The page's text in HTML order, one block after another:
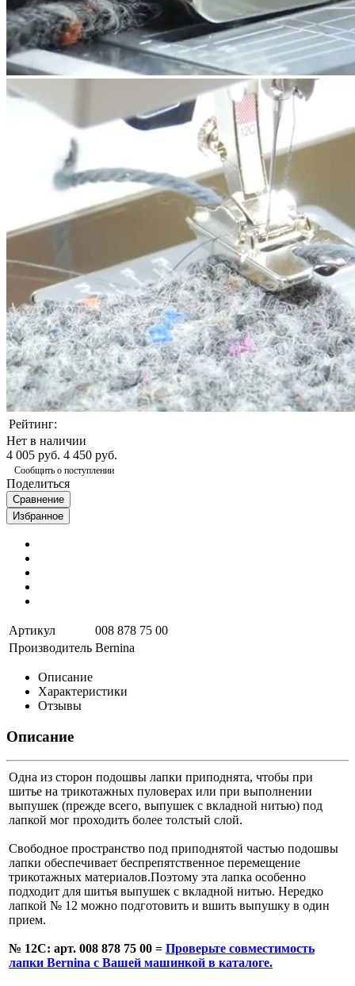
Рейтинг:
Нет в наличии
4 005 руб. 4 450 руб.
Сообщить о поступлении
Поделиться
Сравнение
Избранное
Артикул
008 878 75 00
Производитель Bernina
Описание
Характеристики
Отзывы
Описание
Одна из сторон подошвы лапки приподнята, чтобы при
шитье на трикотажных пуловерах или при выполнении
выпушек (прежде всего, выпушек с вкладной нитью) под
лапкой мог проходить более толстый слой.
Свободное пространство под приподнятой частью подошвы
лапки обеспечивает беспрепятственное перемещение
трикотажных материалов.Поэтому эта лапка особенно
подходит для шитья выпушек с вкладной нитью. Нередко
лапкой № 12 можно подготовить и вшить выпушку в один
прием.
№ 12C: арт. 008 878 75 00 = Проверьте совместимость
лапки Bernina с Вашей машинкой в каталоге.